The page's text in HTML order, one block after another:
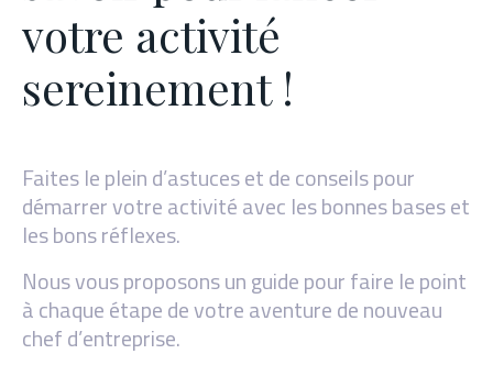
votre activité
sereinement !
Faites le plein d’astuces et de conseils pour
démarrer votre activité avec les bonnes bases et
les bons réflexes.
Nous vous proposons un guide pour faire le point
à chaque étape de votre aventure de nouveau
chef d’entreprise.